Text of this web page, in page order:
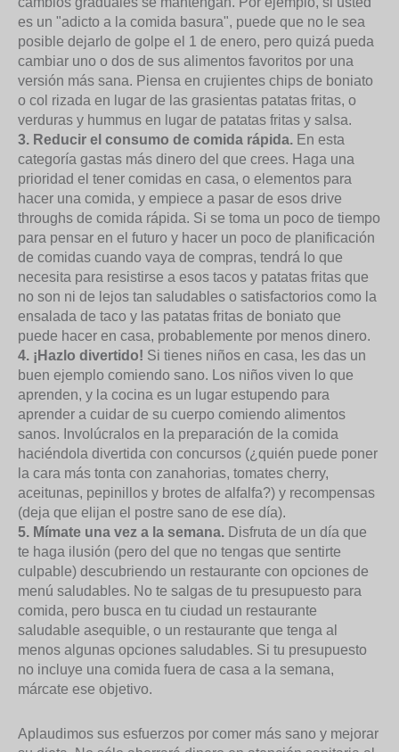
es un "adicto a la comida basura", puede que no le sea
posible dejarlo de golpe el 1 de enero, pero quizá pueda
cambiar uno o dos de sus alimentos favoritos por una
versión más sana. Piensa en crujientes chips de boniato
o col rizada en lugar de las grasientas patatas fritas, o
verduras y hummus en lugar de patatas fritas y salsa.
3. Reducir el consumo de comida rápida. En esta
categoría gastas más dinero del que crees. Haga una
prioridad el tener comidas en casa, o elementos para
hacer una comida, y empiece a pasar de esos drive
throughs de comida rápida. Si se toma un poco de tiempo
para pensar en el futuro y hacer un poco de planificación
de comidas cuando vaya de compras, tendrá lo que
necesita para resistirse a esos tacos y patatas fritas que
no son ni de lejos tan saludables o satisfactorios como la
ensalada de taco y las patatas fritas de boniato que
puede hacer en casa, probablemente por menos dinero.
4. ¡Hazlo divertido! Si tienes niños en casa, les das un
buen ejemplo comiendo sano. Los niños viven lo que
aprenden, y la cocina es un lugar estupendo para
aprender a cuidar de su cuerpo comiendo alimentos
sanos. Involúcralos en la preparación de la comida
haciéndola divertida con concursos (¿quién puede poner
la cara más tonta con zanahorias, tomates cherry,
aceitunas, pepinillos y brotes de alfalfa?) y recompensas
(deja que elijan el postre sano de ese día).
5. Mímate una vez a la semana. Disfruta de un día que
te haga ilusión (pero del que no tengas que sentirte
culpable) descubriendo un restaurante con opciones de
menú saludables. No te salgas de tu presupuesto para
comida, pero busca en tu ciudad un restaurante
saludable asequible, o un restaurante que tenga al
menos algunas opciones saludables. Si tu presupuesto
no incluye una comida fuera de casa a la semana,
márcate ese objetivo.
Aplaudimos sus esfuerzos por comer más sano y mejorar